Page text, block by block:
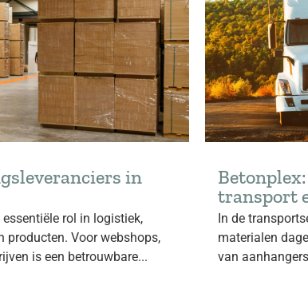
in
rol in logistiek,
producten. Voor webshops,
is een betrouwbare...
transport
In de
materialen
van